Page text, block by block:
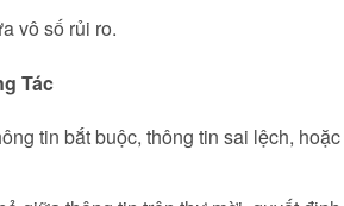
vô số rủi ro.
Tác
tin bắt buộc, thông tin sai lệch,